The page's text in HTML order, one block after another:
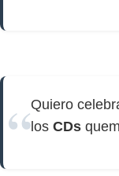
Quiero
los CDs